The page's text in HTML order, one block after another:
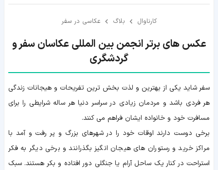
کارناوال بلاگ عکاسی در سفر
عکس های برتر انجمن بین المللی عکاسان سفر و
گردشگری
سفر شاید یکی از بهترین و لذت بخش ترین تفریحات و هیجانات زندگی
هر فردی باشد و مردمان زیادی در سراسر دنیا هر ساله شرایطی را برای
مسافرت خود و خانواده ایشان فراهم می کنند.
برخی دوست دارند اوقات خود را در شهرهای بزرگ و پر رفت و آمد با
مراکز خرید و رستوران های هیجان انگیز بگذرانند و برخی دیگر به فکر
استراحت در کنار یک ساحل آرام یا جنگلی دور افتاده و بکر هستند. سبک